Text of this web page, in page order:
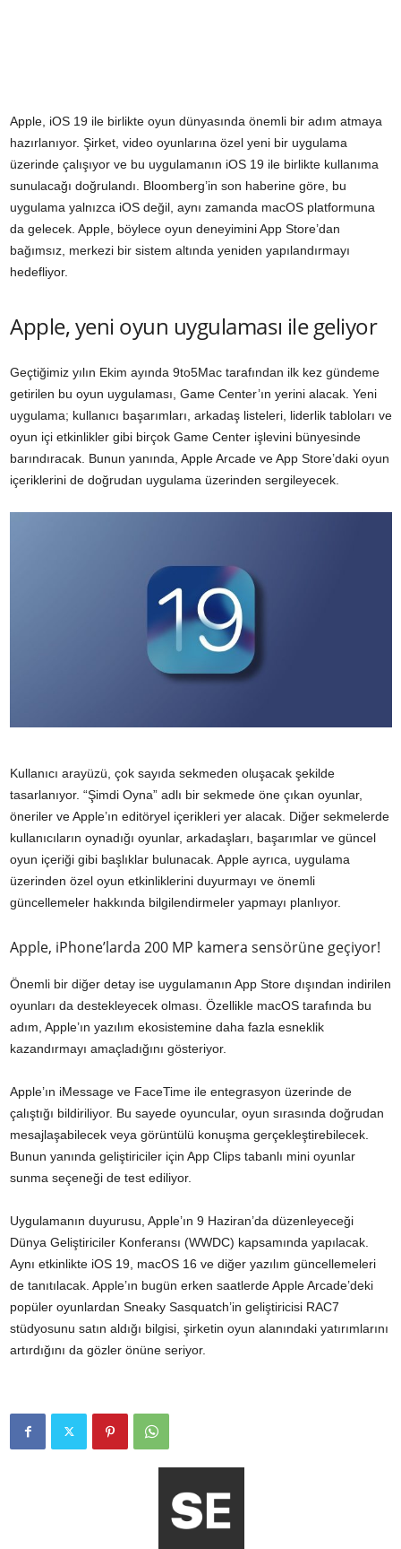
Apple, iOS 19 ile birlikte oyun dünyasında önemli bir adım atmaya
hazırlanıyor. Şirket, video oyunlarına özel yeni bir uygulama
üzerinde çalışıyor ve bu uygulamanın iOS 19 ile birlikte kullanıma
sunulacağı doğrulandı. Bloomberg’in son haberine göre, bu
uygulama yalnızca iOS değil, aynı zamanda macOS platformuna
da gelecek. Apple, böylece oyun deneyimini App Store’dan
bağımsız, merkezi bir sistem altında yeniden yapılandırmayı
hedefliyor.
Apple, yeni oyun uygulaması ile geliyor
Geçtiğimiz yılın Ekim ayında 9to5Mac tarafından ilk kez gündeme
getirilen bu oyun uygulaması, Game Center’ın yerini alacak. Yeni
uygulama; kullanıcı başarımları, arkadaş listeleri, liderlik tabloları ve
oyun içi etkinlikler gibi birçok Game Center işlevini bünyesinde
barındıracak. Bunun yanında, Apple Arcade ve App Store’daki oyun
içeriklerini de doğrudan uygulama üzerinden sergileyecek.
Kullanıcı arayüzü, çok sayıda sekmeden oluşacak şekilde
tasarlanıyor. “Şimdi Oyna” adlı bir sekmede öne çıkan oyunlar,
öneriler ve Apple’ın editöryel içerikleri yer alacak. Diğer sekmelerde
kullanıcıların oynadığı oyunlar, arkadaşları, başarımlar ve güncel
oyun içeriği gibi başlıklar bulunacak. Apple ayrıca, uygulama
üzerinden özel oyun etkinliklerini duyurmayı ve önemli
güncellemeler hakkında bilgilendirmeler yapmayı planlıyor.
Apple, iPhone’larda 200 MP kamera sensörüne geçiyor!
Önemli bir diğer detay ise uygulamanın App Store dışından indirilen
oyunları da destekleyecek olması. Özellikle macOS tarafında bu
adım, Apple’ın yazılım ekosistemine daha fazla esneklik
kazandırmayı amaçladığını gösteriyor.
Apple’ın iMessage ve FaceTime ile entegrasyon üzerinde de
çalıştığı bildiriliyor. Bu sayede oyuncular, oyun sırasında doğrudan
mesajlaşabilecek veya görüntülü konuşma gerçekleştirebilecek.
Bunun yanında geliştiriciler için App Clips tabanlı mini oyunlar
sunma seçeneği de test ediliyor.
Uygulamanın duyurusu, Apple’ın 9 Haziran’da düzenleyeceği
Dünya Geliştiriciler Konferansı (WWDC) kapsamında yapılacak.
Aynı etkinlikte iOS 19, macOS 16 ve diğer yazılım güncellemeleri
de tanıtılacak. Apple’ın bugün erken saatlerde Apple Arcade’deki
popüler oyunlardan Sneaky Sasquatch’in geliştiricisi RAC7
stüdyosunu satın aldığı bilgisi, şirketin oyun alanındaki yatırımlarını
artırdığını da gözler önüne seriyor.